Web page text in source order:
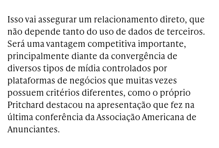
Isso vai assegurar um relacionamento direto, que
não depende tanto do uso de dados de terceiros.
Será uma vantagem competitiva importante,
principalmente diante da convergência de
diversos tipos de mídia controlados por
plataformas de negócios que muitas vezes
possuem critérios diferentes, como o próprio
Pritchard destacou na apresentação que fez na
última conferência da Associação Americana de
Anunciantes.